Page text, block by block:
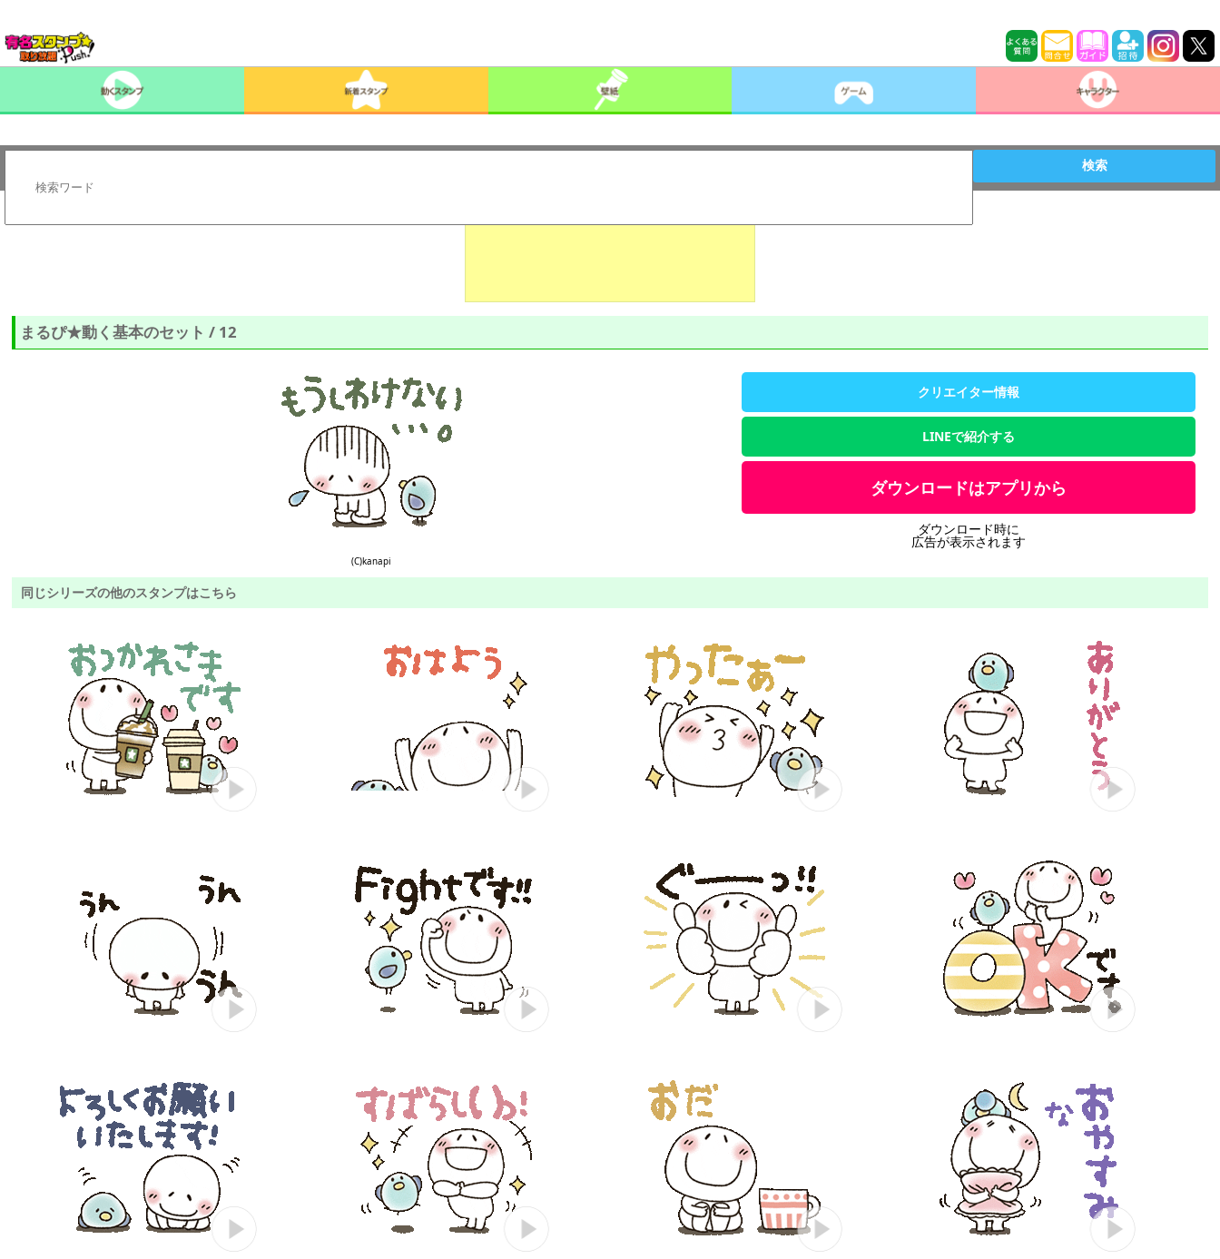
検索
まるぴ★動く基本のセット / 12
(C)kanapi
クリエイター情報
LINEで紹介する
ダウンロードはアプリから
ダウンロード時に
広告が表示されます
同じシリーズの他のスタンプはこちら